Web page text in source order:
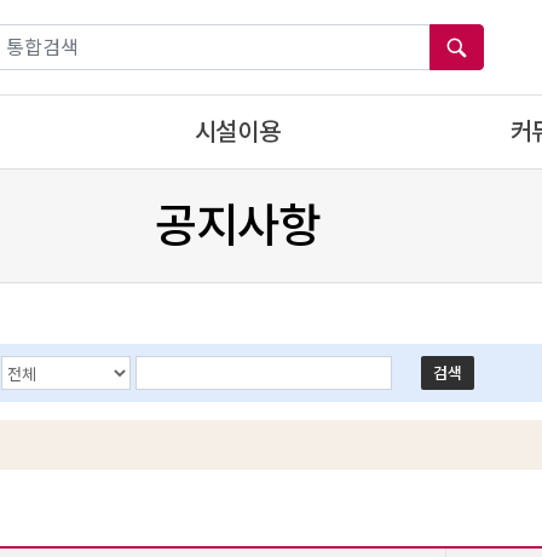
통합검색
시설이용 커
공지사항
Search Options 검색